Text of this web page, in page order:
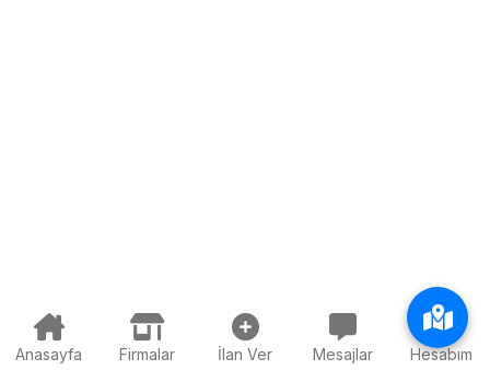
Anasayfa Firmalar İlan Ver Mesajlar Hesabım